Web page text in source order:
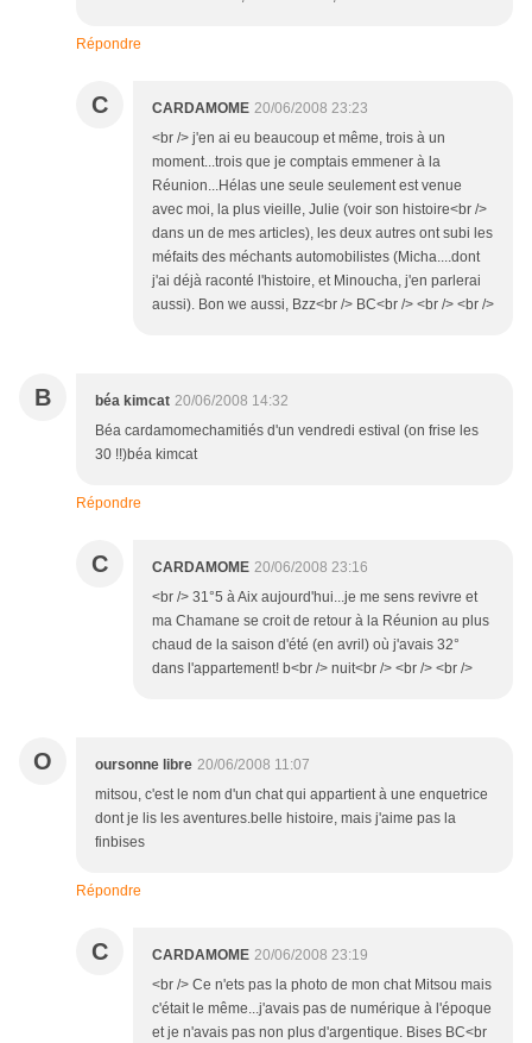
Répondre
C CARDAMOME 20/06/2008 23:23
<br /> j'en ai eu beaucoup et même, trois à un
moment...trois que je comptais emmener à la
Réunion...Hélas une seule seulement est venue
avec moi, la plus vieille, Julie (voir son histoire<br />
dans un de mes articles), les deux autres ont subi les
méfaits des méchants automobilistes (Micha....dont
j'ai déjà raconté l'histoire, et Minoucha, j'en parlerai
aussi). Bon we aussi, Bzz<br /> BC<br /> <br /> <br />
B béa kimcat 20/06/2008 14:32
Béa cardamomechamitiés d'un vendredi estival (on frise les
30 !!)béa kimcat
Répondre
C CARDAMOME 20/06/2008 23:16
<br /> 31°5 à Aix aujourd'hui...je me sens revivre et
ma Chamane se croit de retour à la Réunion au plus
chaud de la saison d'été (en avril) où j'avais 32°
dans l'appartement! b<br /> nuit<br /> <br /> <br />
O oursonne libre 20/06/2008 11:07
mitsou, c'est le nom d'un chat qui appartient à une enquetrice
dont je lis les aventures.belle histoire, mais j'aime pas la
finbises
Répondre
C CARDAMOME 20/06/2008 23:19
<br /> Ce n'ets pas la photo de mon chat Mitsou mais
c'était le même...j'avais pas de numérique à l'époque
et je n'avais pas non plus d'argentique. Bises BC<br